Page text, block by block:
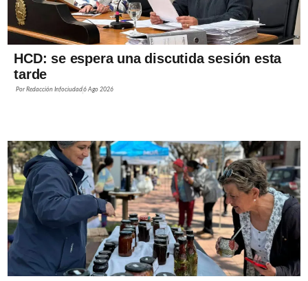
HCD: se espera una discutida sesión esta
tarde
PorRedacción Infociudad6 Ago 2026